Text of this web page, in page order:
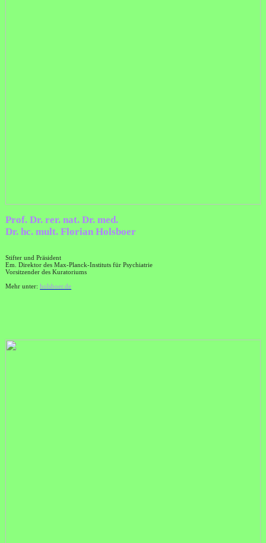
Prof. Dr. rer. nat. Dr. med.
Dr. hc. mult. Florian Holsboer
Stifter und Präsident
Em. Direktor des Max-Planck-Instituts für Psychiatrie
Vorsitzender des Kuratoriums
Mehr unter:holsboer.de